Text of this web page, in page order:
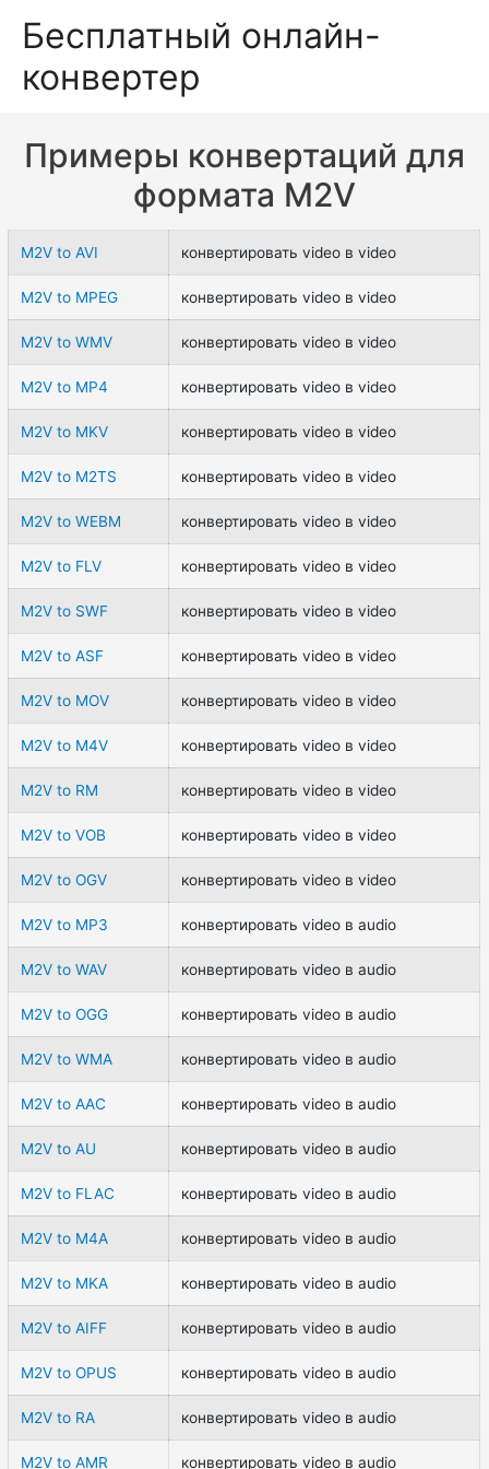
Бесплатный онлайн-
конвертер
Примеры конвертаций для
формата M2V
M2V to AVI конвертировать video в video
M2V to MPEG конвертировать video в video
M2V to WMV конвертировать video в video
M2V to MP4 конвертировать video в video
M2V to MKV конвертировать video в video
M2V to M2TS конвертировать video в video
M2V to WEBM конвертировать video в video
M2V to FLV конвертировать video в video
M2V to SWF конвертировать video в video
M2V to ASF конвертировать video в video
M2V to MOV конвертировать video в video
M2V to M4V конвертировать video в video
M2V to RM конвертировать video в video
M2V to VOB конвертировать video в video
M2V to OGV конвертировать video в video
M2V to MP3 конвертировать video в audio
M2V to WAV конвертировать video в audio
M2V to OGG конвертировать video в audio
M2V to WMA конвертировать video в audio
M2V to AAC конвертировать video в audio
M2V to AU конвертировать video в audio
M2V to FLAC конвертировать video в audio
M2V to M4A конвертировать video в audio
M2V to MKA конвертировать video в audio
M2V to AIFF конвертировать video в audio
M2V to OPUS конвертировать video в audio
M2V to RA конвертировать video в audio
M2V to AMR конвертировать video в audio